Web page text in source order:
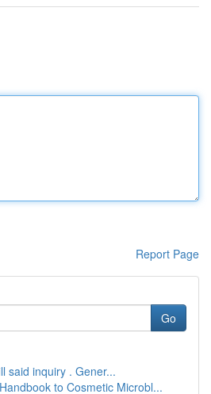
Report Page
Go
said inquiry . Gener...
to Cosmetic Microbl...